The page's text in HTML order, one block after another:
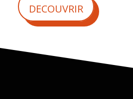
DECOUVRIR